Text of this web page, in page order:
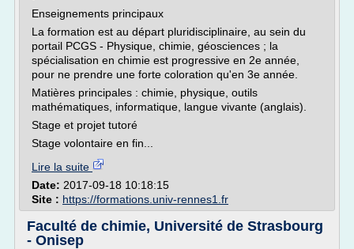
Enseignements principaux
La formation est au départ pluridisciplinaire, au sein du
portail PCGS - Physique, chimie, géosciences ; la
spécialisation en chimie est progressive en 2e année,
pour ne prendre une forte coloration qu'en 3e année.
Matières principales : chimie, physique, outils
mathématiques, informatique, langue vivante (anglais).
Stage et projet tutoré
Stage volontaire en fin...
Lire la suite
Date: 2017-09-18 10:18:15
Site : https://formations.univ-rennes1.fr
Faculté de chimie, Université de Strasbourg
- Onisep